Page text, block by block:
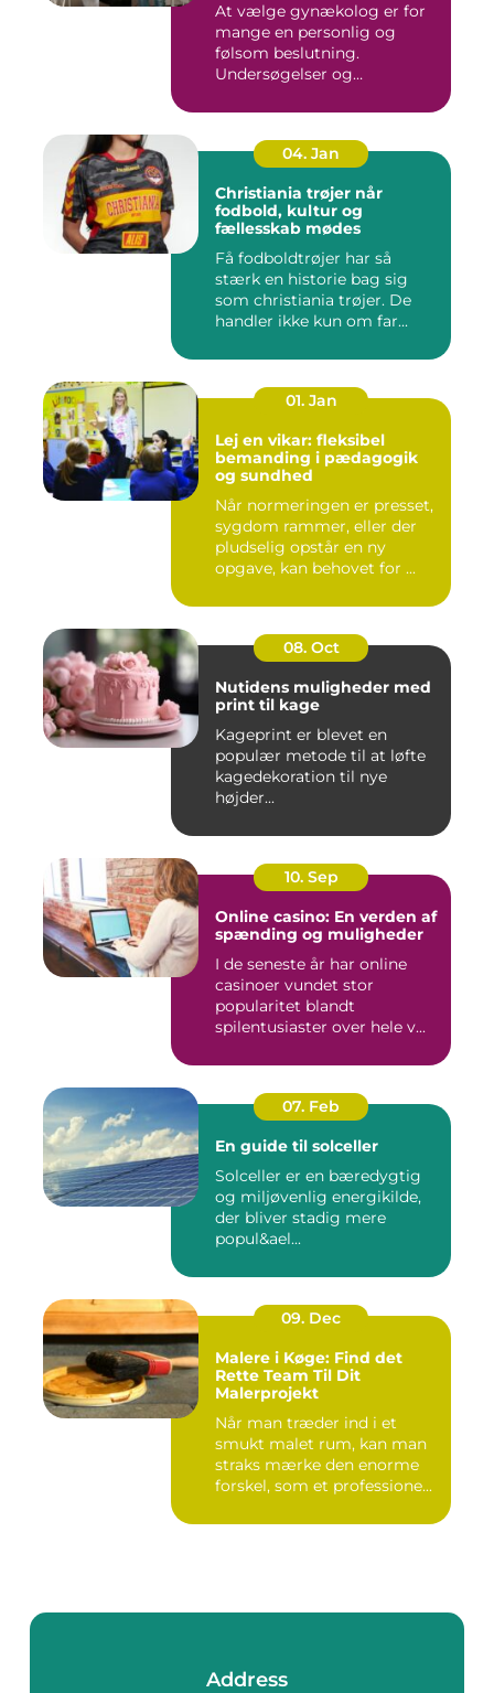
At vælge gynækolog er for
mange en personlig og
følsom beslutning.
Undersøgelser og
04. Jan
Christiania trøjer når
fodbold, kultur og
fællesskab mødes
Få fodboldtrøjer har så
stærk en historie bag sig
som christiania trøjer. De
handler ikke kun om far...
01. Jan
Lej en vikar: fleksibel
bemanding i pædagogik
og sundhed
Når normeringen er presset,
sygdom rammer, eller der
pludselig opstår en ny
opgave, kan behovet for ...
08. Oct
Nutidens muligheder med
print til kage
Kageprint er blevet en
populær metode til at løfte
kagedekoration til nye
højder...
10. Sep
Online casino: En verden af
spænding og muligheder
I de seneste år har online
casinoer vundet stor
popularitet blandt
spilentusiaster over hele v...
07. Feb
En guide til solceller
Solceller er en bæredygtig
og miljøvenlig energikilde,
der bliver stadig mere
popul&ael...
09. Dec
Malere i Køge: Find det
Rette Team Til Dit
Malerprojekt
Når man træder ind i et
smukt malet rum, kan man
straks mærke den enorme
forskel, som et professione...
Address